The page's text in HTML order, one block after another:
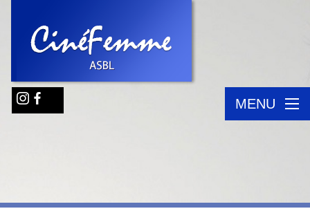
MENU